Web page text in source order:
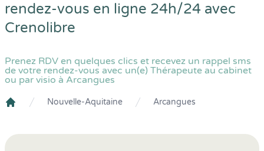
rendez-vous en ligne 24h/24 avec
Crenolibre
Prenez RDV en quelques clics et recevez un rappel sms
de votre rendez-vous avec un(e) Thérapeute au cabinet
ou par visio à Arcangues
Nouvelle-Aquitaine Arcangues